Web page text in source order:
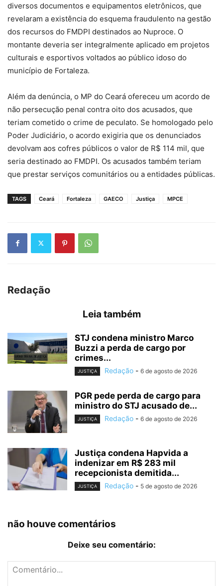
diversos documentos e equipamentos eletrônicos, que
revelaram a existência do esquema fraudulento na gestão
dos recursos do FMDPI destinados ao Nuproce. O
montante deveria ser integralmente aplicado em projetos
culturais e esportivos voltados ao público idoso do
município de Fortaleza.
Além da denúncia, o MP do Ceará ofereceu um acordo de
não persecução penal contra oito dos acusados, que
teriam cometido o crime de peculato. Se homologado pelo
Poder Judiciário, o acordo exigiria que os denunciados
devolvam aos cofres públicos o valor de R$ 114 mil, que
seria destinado ao FMDPI. Os acusados também teriam
que prestar serviços comunitários ou a entidades públicas.
TAGS Ceará Fortaleza GAECO Justiça MPCE
Redação
Leia também
STJ condena ministro Marco
Buzzi a perda de cargo por
crimes...
JUSTIÇA Redação - 6 de agosto de 2026
PGR pede perda de cargo para
ministro do STJ acusado de...
JUSTIÇA Redação - 6 de agosto de 2026
Justiça condena Hapvida a
indenizar em R$ 283 mil
recepcionista demitida...
JUSTIÇA Redação - 5 de agosto de 2026
não houve comentários
Deixe seu comentário: